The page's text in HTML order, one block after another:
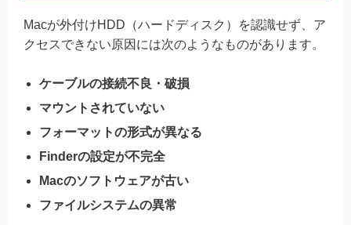
Macが外付けHDD（ハードディスク）を認識せず、ア
クセスできない原因には次のようなものがあります。
ケーブルの接続不良・破損
マウントされていない
フォーマットの形式が異なる
Finderの設定が不完全
Macのソフトウェアが古い
ファイルシステムの異常